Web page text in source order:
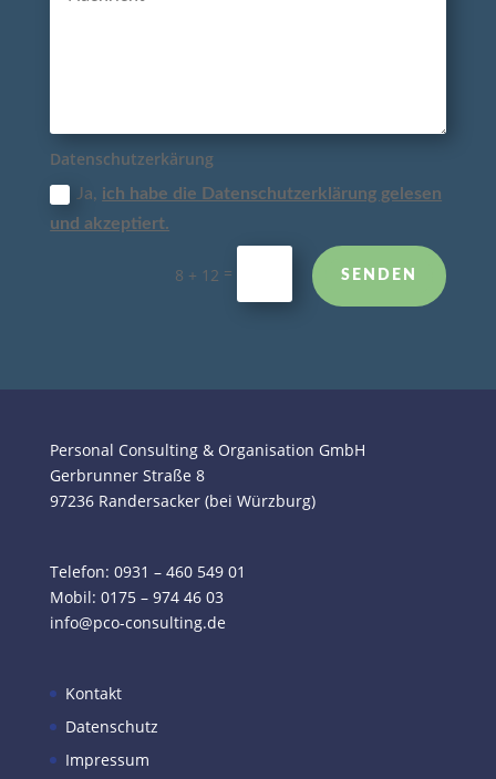
Datenschutzerkärung
Ja, ich habe die Datenschutzerklärung gelesen
und akzeptiert.
8 + 12 = SENDEN
Personal Consulting & Organisation GmbH
Gerbrunner Straße 8
97236 Randersacker (bei Würzburg)
Telefon: 0931 – 460 549 01
Mobil: 0175 – 974 46 03
info@pco-consulting.de
Kontakt
Datenschutz
Impressum